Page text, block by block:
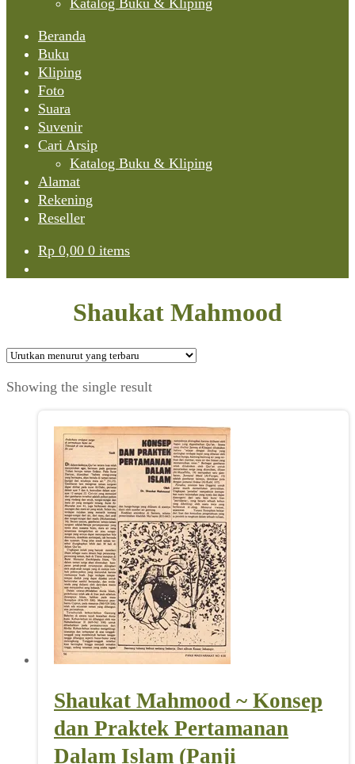
Katalog Buku & Kliping
Beranda
Buku
Kliping
Foto
Suara
Suvenir
Cari Arsip
Katalog Buku & Kliping
Alamat
Rekening
Reseller
Rp 0,00 0 items
Shaukat Mahmood
Showing the single result
Shaukat Mahmood ~ Konsep
dan Praktek Pertamanan
Dalam Islam (Panji